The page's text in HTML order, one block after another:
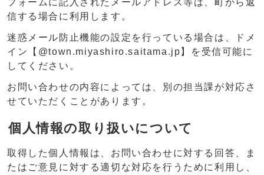
信する場合に利用します。
迷惑メール防止機能の設定を行っている場合は、ドメ
イン【@town.miyashiro.saitama.jp】を受信可能に
してください。
お問い合わせの内容によっては、別の担当課が対応さ
せていただくことがあります。
個人情報の取り扱いについて
取得した個人情報は、お問い合わせに対する回答、ま
たはご意見に対する適切な対応を行うために利用し、